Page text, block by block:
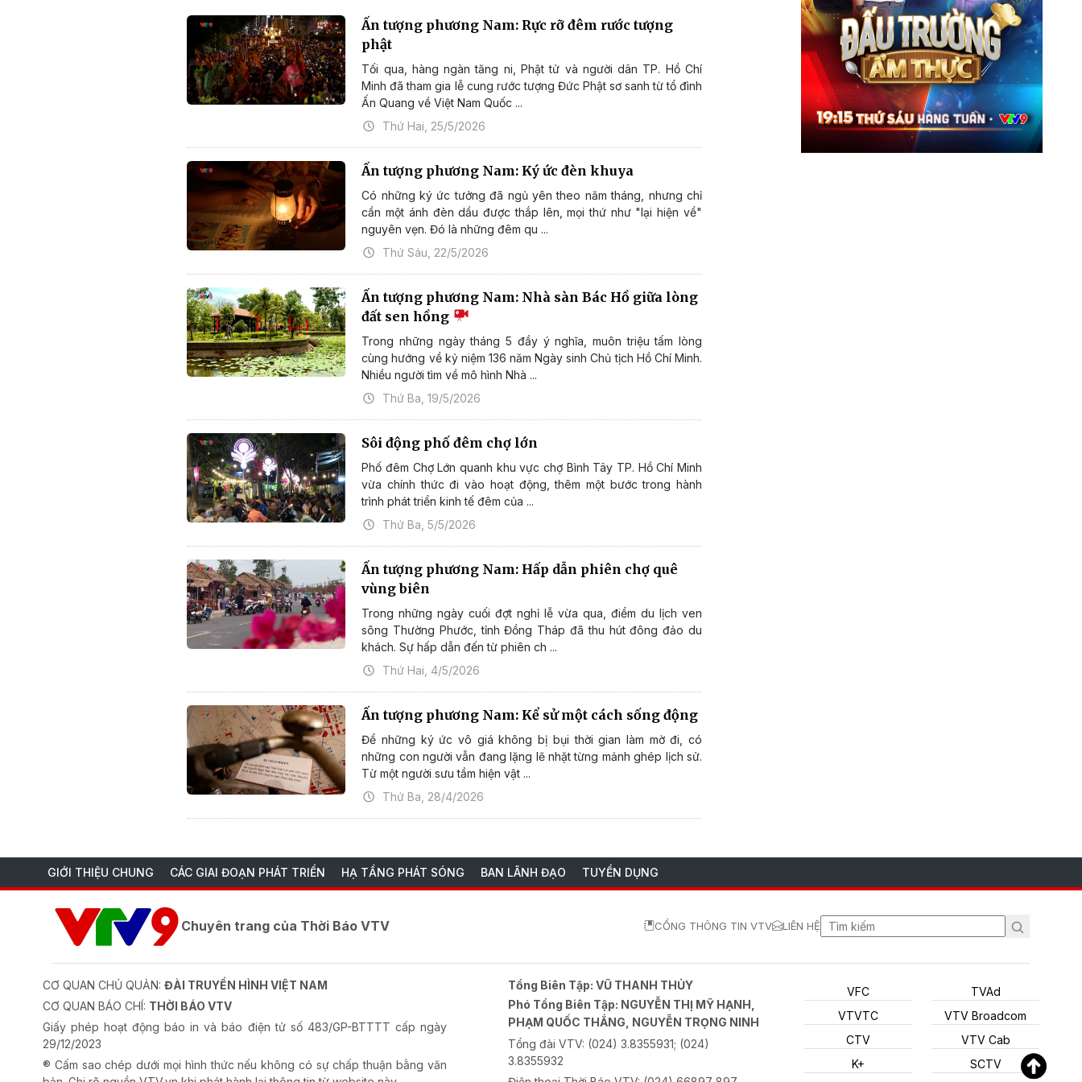
Ấn tượng phương Nam: Rực rỡ đêm rước tượng
phật
Tối qua, hàng ngàn tăng ni, Phật tử và người dân TP. Hồ Chí
Minh đã tham gia lễ cung rước tượng Đức Phật sơ sanh từ tổ đình
Ấn Quang về Việt Nam Quốc ...
Thứ Hai, 25/5/2026
Ấn tượng phương Nam: Ký ức đèn khuya
Có những ký ức tưởng đã ngủ yên theo năm tháng, nhưng chỉ
cần một ánh đèn dầu được thắp lên, mọi thứ như "lại hiện về"
nguyên vẹn. Đó là những đêm qu ...
Thứ Sáu, 22/5/2026
Ấn tượng phương Nam: Nhà sàn Bác Hồ giữa lòng
đất sen hồng
Trong những ngày tháng 5 đầy ý nghĩa, muôn triệu tấm lòng
cùng hướng về kỷ niệm 136 năm Ngày sinh Chủ tịch Hồ Chí Minh.
Nhiều người tìm về mô hình Nhà ...
Thứ Ba, 19/5/2026
Sôi động phố đêm chợ lớn
Phố đêm Chợ Lớn quanh khu vực chợ Bình Tây TP. Hồ Chí Minh
vừa chính thức đi vào hoạt động, thêm một bước trong hành
trình phát triển kinh tế đêm của ...
Thứ Ba, 5/5/2026
Ấn tượng phương Nam: Hấp dẫn phiên chợ quê
vùng biên
Trong những ngày cuối đợt nghỉ lễ vừa qua, điểm du lịch ven
sông Thường Phước, tỉnh Đồng Tháp đã thu hút đông đảo du
khách. Sự hấp dẫn đến từ phiên ch ...
Thứ Hai, 4/5/2026
Ấn tượng phương Nam: Kể sử một cách sống động
Để những ký ức vô giá không bị bụi thời gian làm mờ đi, có
những con người vẫn đang lặng lẽ nhặt từng mảnh ghép lịch sử.
Từ một người sưu tầm hiện vật ...
Thứ Ba, 28/4/2026
GIỚI THIỆU CHUNG CÁC GIAI ĐOẠN PHÁT TRIỂN HẠ TẦNG PHÁT SÓNG BAN LÃNH ĐẠO TUYỂN DỤNG
Chuyên trang của Thời Báo VTV CỔNG THÔNG TIN VTV LIÊN HỆ
CƠ QUAN CHỦ QUẢN: ĐÀI TRUYỀN HÌNH VIỆT NAM
CƠ QUAN BÁO CHÍ: THỜI BÁO VTV
Giấy phép hoạt động báo in và báo điện tử số 483/GP-BTTTT cấp ngày
29/12/2023
® Cấm sao chép dưới mọi hình thức nếu không có sự chấp thuận bằng văn
Tổng Biên Tập:VŨ THANH THỦY
Phó Tổng Biên Tập: NGUYỄN THỊ MỸ HẠNH,
PHẠM QUỐC THẮNG, NGUYỄN TRỌNG NINH
Tổng đài VTV: (024) 3.8355931; (024)
3.8355932
VFC
VTVTC
CTV
K+
TVAd
VTV Broadcom
VTV Cab
SCTV